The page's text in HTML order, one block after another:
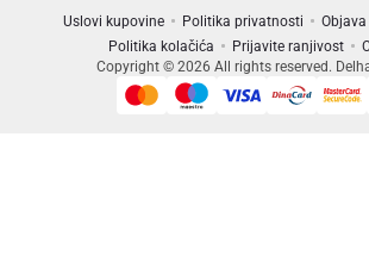
Uslovi kupovine Politika privatnosti
Politika kolačića
Prijavite ranjivost
Copyright © 2026 All rights reserved.